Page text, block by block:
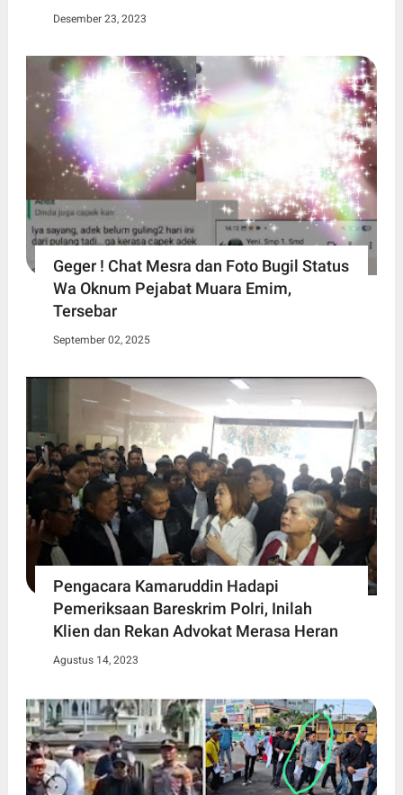
Desember 23, 2023
Geger ! Chat Mesra dan Foto Bugil Status
Wa Oknum Pejabat Muara Emim,
Tersebar
September 02, 2025
Pengacara Kamaruddin Hadapi
Pemeriksaan Bareskrim Polri, Inilah
Klien dan Rekan Advokat Merasa Heran
Agustus 14, 2023